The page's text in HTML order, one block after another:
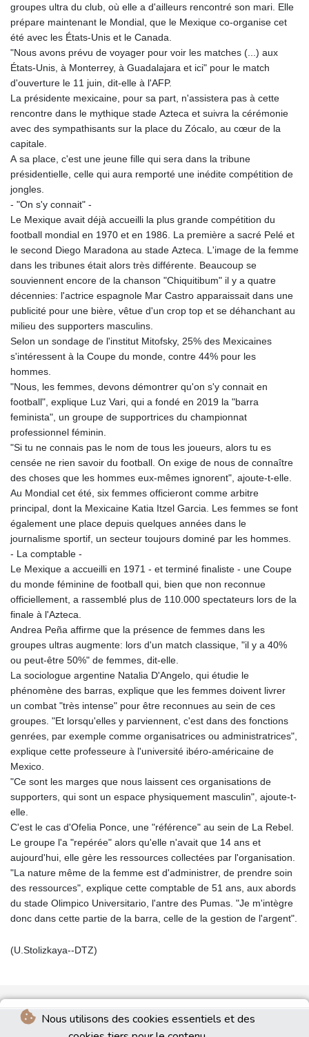
Nous utilisons des cookies essentiels et des
groupes ultra du club, où elle a d'ailleurs rencontré son mari. Elle
prépare maintenant le Mondial, que le Mexique co-organise cet
été avec les États-Unis et le Canada.
"Nous avons prévu de voyager pour voir les matches (...) aux
États-Unis, à Monterrey, à Guadalajara et ici" pour le match
d'ouverture le 11 juin, dit-elle à l'AFP.
La présidente mexicaine, pour sa part, n'assistera pas à cette
rencontre dans le mythique stade Azteca et suivra la cérémonie
avec des sympathisants sur la place du Zócalo, au cœur de la
capitale.
A sa place, c'est une jeune fille qui sera dans la tribune
présidentielle, celle qui aura remporté une inédite compétition de
jongles.
- "On s'y connait" -
Le Mexique avait déjà accueilli la plus grande compétition du
football mondial en 1970 et en 1986. La première a sacré Pelé et
le second Diego Maradona au stade Azteca. L'image de la femme
dans les tribunes était alors très différente. Beaucoup se
souviennent encore de la chanson "Chiquitibum" il y a quatre
décennies: l'actrice espagnole Mar Castro apparaissait dans une
publicité pour une bière, vêtue d'un crop top et se déhanchant au
milieu des supporters masculins.
Selon un sondage de l'institut Mitofsky, 25% des Mexicaines
s'intéressent à la Coupe du monde, contre 44% pour les
hommes.
"Nous, les femmes, devons démontrer qu'on s'y connait en
football", explique Luz Vari, qui a fondé en 2019 la "barra
feminista", un groupe de supportrices du championnat
professionnel féminin.
"Si tu ne connais pas le nom de tous les joueurs, alors tu es
censée ne rien savoir du football. On exige de nous de connaître
des choses que les hommes eux-mêmes ignorent", ajoute-t-elle.
Au Mondial cet été, six femmes officieront comme arbitre
principal, dont la Mexicaine Katia Itzel Garcia. Les femmes se font
également une place depuis quelques années dans le
journalisme sportif, un secteur toujours dominé par les hommes.
- La comptable -
Le Mexique a accueilli en 1971 - et terminé finaliste - une Coupe
du monde féminine de football qui, bien que non reconnue
officiellement, a rassemblé plus de 110.000 spectateurs lors de la
finale à l'Azteca.
Andrea Peña affirme que la présence de femmes dans les
groupes ultras augmente: lors d'un match classique, "il y a 40%
ou peut-être 50%" de femmes, dit-elle.
La sociologue argentine Natalia D'Angelo, qui étudie le
phénomène des barras, explique que les femmes doivent livrer
un combat "très intense" pour être reconnues au sein de ces
groupes. "Et lorsqu'elles y parviennent, c'est dans des fonctions
genrées, par exemple comme organisatrices ou administratrices",
explique cette professeure à l'université ibéro-américaine de
Mexico.
"Ce sont les marges que nous laissent ces organisations de
supporters, qui sont un espace physiquement masculin", ajoute-t-
elle.
C'est le cas d'Ofelia Ponce, une "référence" au sein de La Rebel.
Le groupe l'a "repérée" alors qu'elle n'avait que 14 ans et
aujourd'hui, elle gère les ressources collectées par l'organisation.
"La nature même de la femme est d'administrer, de prendre soin
des ressources", explique cette comptable de 51 ans, aux abords
du stade Olimpico Universitario, l'antre des Pumas. "Je m'intègre
donc dans cette partie de la barra, celle de la gestion de l'argent".
(U.Stolizkaya--DTZ)